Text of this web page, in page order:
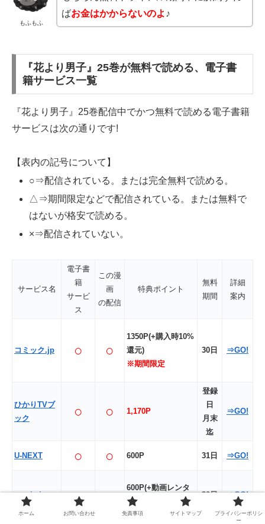
もふもふ
ばお金はかからないのよ ♪
『花より男子』25巻が無料で読める、電子書
籍サービス一覧
『花より男子』25巻配信中でかつ無料で読める電子書籍
サービスは次の通りです!
【表内の記号について】
○⇒配信されている。または完全無料で読める。
△⇒期間限定などで配信されている。または無料で
はないが格安で読める。
×⇒配信されていない。
サービス名
電子書
籍
サービ
ス
この漫
画
の配信
特典ポイント
無料
期間
詳細
案内
コミック.jp ○ ○
1350P(+購入時10%
還元)
※期間限定
30日 ⇒GO!
ひかりTVブ
ック
○ ○ 1,170P
登録
日
月末
迄
⇒GO!
U-NEXT ○ ○ 600P 31日 ⇒GO!
music.jp ○ ○
600P(+動画レンタ
ル分1,000P)
30日 ⇒GO!
ホーム お問い合わせ 免責事項 サイトマップ
プライバシーポリシ
ー